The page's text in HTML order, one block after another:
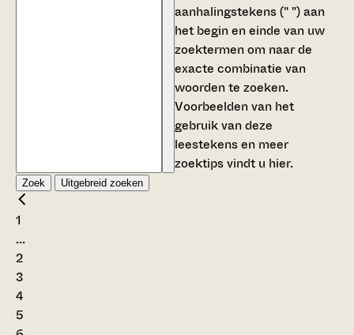
aanhalingstekens (" ")aan
het begin en einde van uw
zoektermen om naar de
exacte combinatie van
woorden te zoeken.
Voorbeelden van het
gebruik van deze
leestekens en meer
zoektips vindt u hier.
Zoek Uitgebreid zoeken
1
...
2
3
4
5